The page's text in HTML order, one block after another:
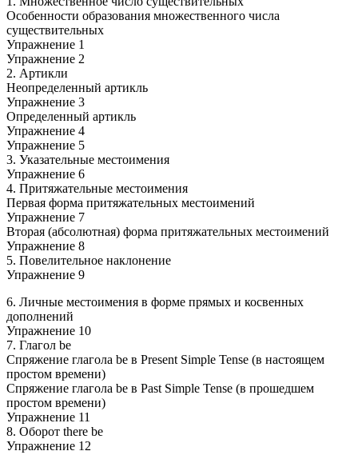
Особенности образования множественного числа
существительных
Упражнение 1
Упражнение 2
2. Артикли
Неопределенный артикль
Упражнение 3
Определенный артикль
Упражнение 4
Упражнение 5
3. Указательные местоимения
Упражнение 6
4. Притяжательные местоимения
Первая форма притяжательных местоимений
Упражнение 7
Вторая (абсолютная) форма притяжательных местоимений
Упражнение 8
5. Повелительное наклонение
Упражнение 9
6. Личные местоимения в форме прямых и косвенных
дополнений
Упражнение 10
7. Глагол be
Спряжение глагола be в Present Simple Tense (в настоящем
простом времени)
Спряжение глагола be в Past Simple Tense (в прошедшем
простом времени)
Упражнение 11
8. Оборот there be
Упражнение 12